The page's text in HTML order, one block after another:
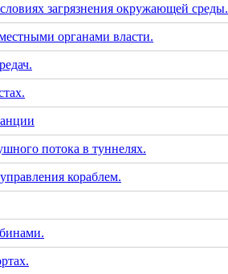
загрязнения окружающей среды.
органами власти.
потока в туннелях.
кораблем.